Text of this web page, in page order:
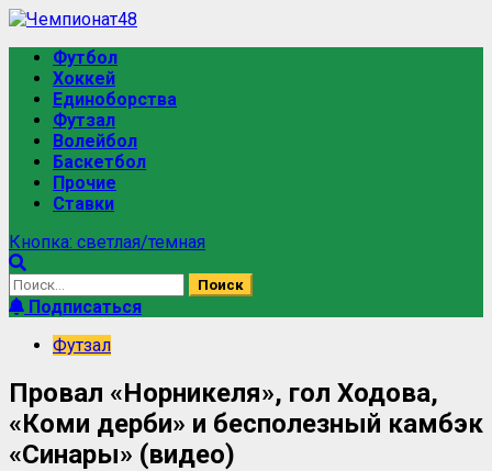
Футбол
Хоккей
Единоборства
Футзал
Волейбол
Баскетбол
Прочие
Ставки
Кнопка: светлая/темная
Подписаться
Футзал
Провал «Норникеля», гол Ходова,
«Коми дерби» и бесполезный камбэк
«Синары» (видео)